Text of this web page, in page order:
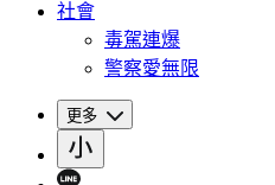
社會
毒駕連爆
警察愛無限
更多